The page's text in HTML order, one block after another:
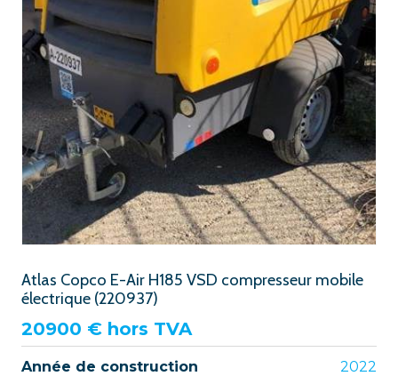
Atlas Copco E-Air H185 VSD compresseur mobile
électrique (220937)
20900 € hors TVA
Année de construction 2022